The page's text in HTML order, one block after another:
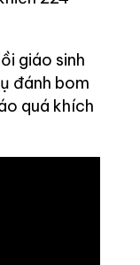
giáo sinh
đánh bom
quá khích